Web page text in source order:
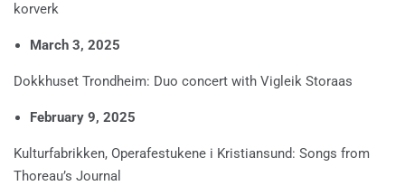
korverk
March 3, 2025
Dokkhuset Trondheim: Duo concert with Vigleik Storaas
February 9, 2025
Kulturfabrikken, Operafestukene i Kristiansund: Songs from
Thoreau’s Journal